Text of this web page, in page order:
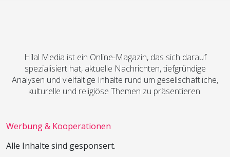
Hilal Media ist ein Online-Magazin, das sich darauf
spezialisiert hat, aktuelle Nachrichten, tiefgründige
Analysen und vielfältige Inhalte rund um gesellschaftliche,
kulturelle und religiöse Themen zu präsentieren.
Werbung & Kooperationen
Alle Inhalte sind gesponsert.